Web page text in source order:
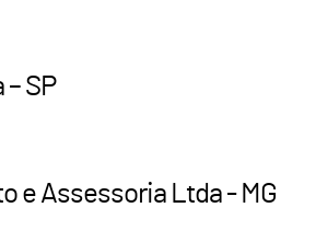
SP
e Assessoria Ltda - MG